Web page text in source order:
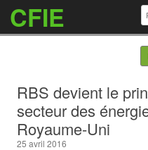
CFIE
RBS devient le
secteur des
Royaume-Uni
25 avril 2016